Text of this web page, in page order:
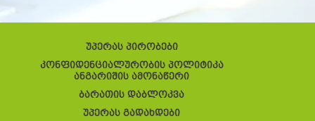
უპერას პირობები
კონფიდენციალურობის პოლიტიკა
ანგარიშის ამონაწერი
ბარათის დაბლოკვა
უპერას გადახდები